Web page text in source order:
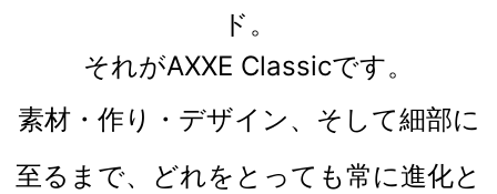
ド。
それがAXXE Classicです。
素材・作り・デザイン、そして細部に
至るまで、どれをとっても常に進化と